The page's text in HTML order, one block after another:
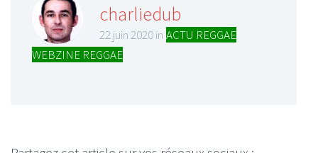
charliedub
22 juin 2020 in ACTU REGGAE
WEBZINE REGGAE